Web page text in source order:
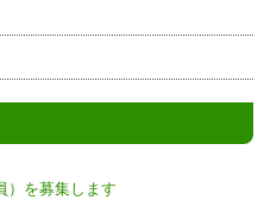
）を募集します